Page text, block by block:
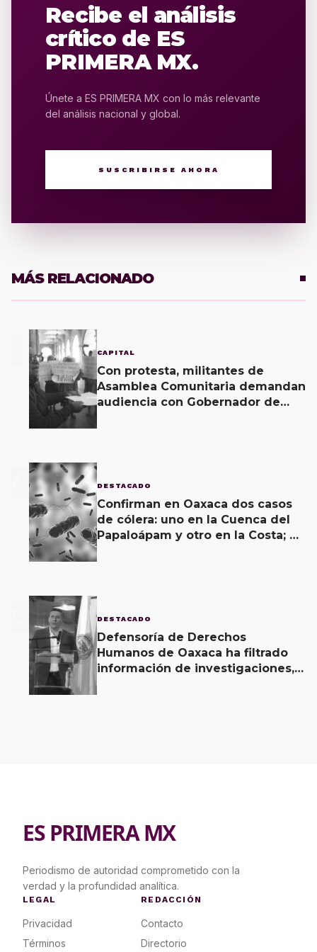
Recibe el análisis
crítico de ES
PRIMERA MX.
Únete a ES PRIMERA MX con lo más relevante
del análisis nacional y global.
SUSCRIBIRSE AHORA
MÁS RELACIONADO
CAPITAL
Con protesta, militantes de
Asamblea Comunitaria demandan
audiencia con Gobernador de
2 DESTACADO
Confirman en Oaxaca dos casos
de cólera: uno en la Cuenca del
Papaloápam y otro en la Costa; el
3 DESTACADO
Defensoría de Derechos
Humanos de Oaxaca ha filtrado
información de investigaciones,
ES PRIMERA MX
Periodismo de autoridad comprometido con la
verdad y la profundidad analítica.
LEGAL
Privacidad
Términos
REDACCIÓN
Contacto
Directorio